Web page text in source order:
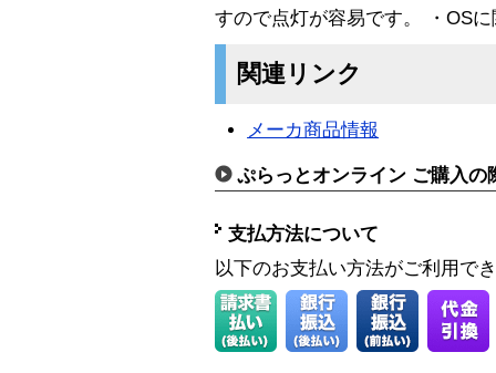
すので点灯が容易です。 ・OS
関連リンク
メーカ商品情報
ぷらっとオンライン ご購入の
支払方法について
以下のお支払い方法がご利用で